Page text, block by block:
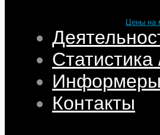
Цены на
Информеры
Контакты